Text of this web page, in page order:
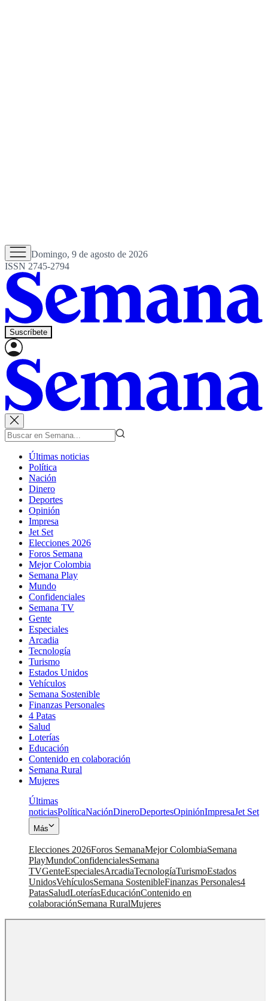
Domingo, 9 de agosto de 2026
ISSN 2745-2794
Suscríbete
Últimas noticias
Política
Nación
Dinero
Deportes
Opinión
Impresa
Jet Set
Elecciones 2026
Foros Semana
Mejor Colombia
Semana Play
Mundo
Confidenciales
Semana TV
Gente
Especiales
Arcadia
Tecnología
Turismo
Estados Unidos
Vehículos
Semana Sostenible
Finanzas Personales
4 Patas
Salud
Loterías
Educación
Contenido en colaboración
Semana Rural
Mujeres
Últimas
noticiasPolíticaNaciónDineroDeportesOpiniónImpresaJet Set
Más
Elecciones 2026Foros SemanaMejor ColombiaSemana
PlayMundoConfidencialesSemana
TVGenteEspecialesArcadiaTecnologíaTurismoEstados
UnidosVehículosSemana SostenibleFinanzas Personales4
PatasSaludLoteríasEducaciónContenido en
colaboraciónSemana RuralMujeres